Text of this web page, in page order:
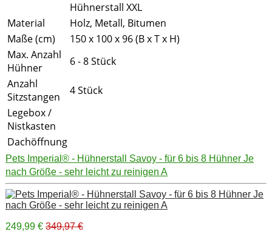
Hühnerstall XXL
Material
Holz, Metall, Bitumen
Maße (cm)
150 x 100 x 96 (B x T x H)
Max. Anzahl
Hühner
6 - 8 Stück
Anzahl
Sitzstangen
4 Stück
Legebox /
Nistkasten
Dachöffnung
Pets Imperial® - Hühnerstall Savoy - für 6 bis 8 Hühner Je
nach Größe - sehr leicht zu reinigen A
249,99 € 349,97 €